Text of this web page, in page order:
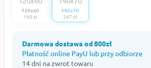
120x60
160 zł
140x70
247 zł
Darmowa dostawa od 800zł
Płatność online PayU lub przy odbiorze
14 dni na zwrot towaru